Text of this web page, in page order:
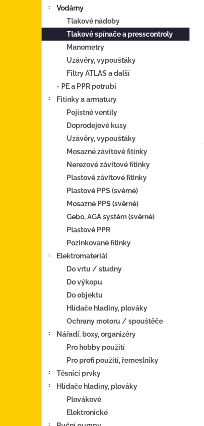
Vodárny
Tlakové nádoby
Tlakové spínače a presscontroly
Manometry
Uzávěry, vypoušťáky
Filtry ATLAS a další
- PE a PPR potrubí
Fitinky a armatury
Pojistné ventily
Doprodejové kusy
Uzávěry, vypoušťáky
Mosazné závitové fitinky
Nerezové závitové fitinky
Plastové závitové fitinky
Plastové PPS (svěrné)
Mosazné PPS (svěrné)
Gebo, AGA systém (svěrné)
Plastové PPR
Pozinkované fitinky
Elektromateriál
Do vrtu / studny
Do výkopu
Do objektu
Hlídače hladiny, plováky
Ochrany motoru / spouštěče
Nářadí, boxy, organizéry
Pro hobby použití
Pro profi použití, řemeslníky
Těsnící prvky
Hlídače hladiny, plováky
Plovákové
Elektronické